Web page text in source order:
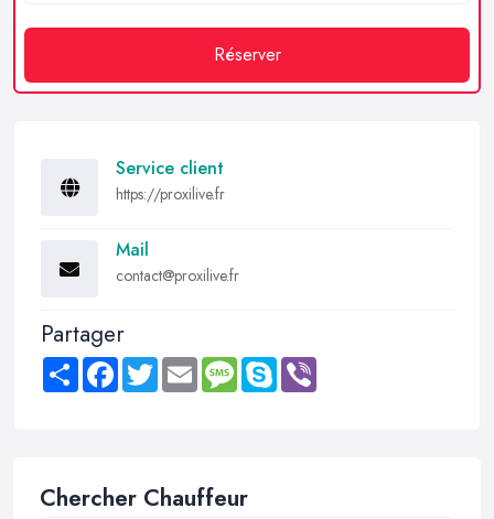
Réserver
Service client
https://proxilive.fr
Mail
contact@proxilive.fr
Partager
Share FacebookTwitter Email MessageSkype
Chercher Chauffeur